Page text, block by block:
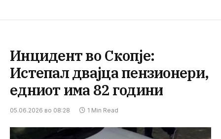
Инцидент во Скопје:
Истепал двајца пензионери,
едниот има 82 години
05.06.2026 во 08:28 1 Min Read